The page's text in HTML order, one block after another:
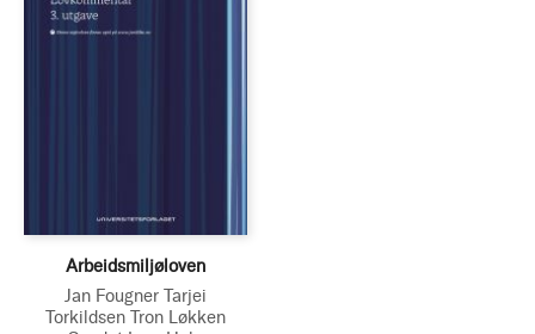
Arbeidsmiljøloven
Jan Fougner Tarjei
Torkildsen Tron Løkken